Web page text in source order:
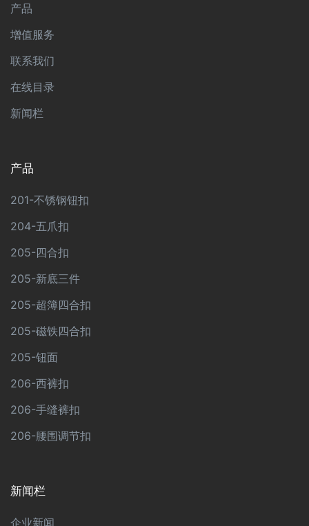
产品
增值服务
联系我们
在线目录
新闻栏
产品
201-不锈钢钮扣
204-五爪扣
205-四合扣
205-新底三件
205-超簿四合扣
205-磁铁四合扣
205-钮面
206-西裤扣
206-手缝裤扣
206-腰围调节扣
新闻栏
企业新闻